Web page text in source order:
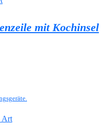
mit Kochinsel